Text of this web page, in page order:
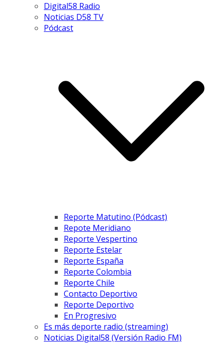
Digital58 Radio
Noticias D58 TV
Pódcast
Reporte Matutino (Pódcast)
Repote Meridiano
Reporte Vespertino
Reporte Estelar
Reporte España
Reporte Colombia
Reporte Chile
Contacto Deportivo
Reporte Deportivo
En Progresivo
Es más deporte radio (streaming)
Noticias Digital58 (Versión Radio FM)